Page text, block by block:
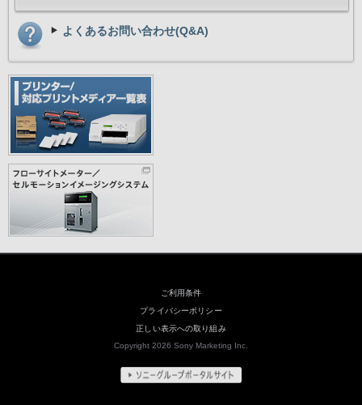
よくあるお問い合わせ(Q&A)
ご利用条件
プライバシーポリシー
正しい表示への取り組み
Copyright 2026 Sony Marketing Inc.